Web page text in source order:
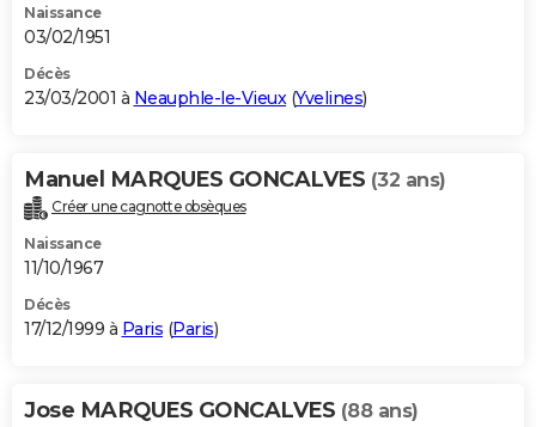
Naissance
03/02/1951
Décès
23/03/2001 à Neauphle-le-Vieux(Yvelines)
Manuel MARQUES GONCALVES (32 ans)
Créer une cagnotte obsèques
Naissance
11/10/1967
Décès
17/12/1999 à Paris (Paris)
Jose MARQUES GONCALVES (88 ans)